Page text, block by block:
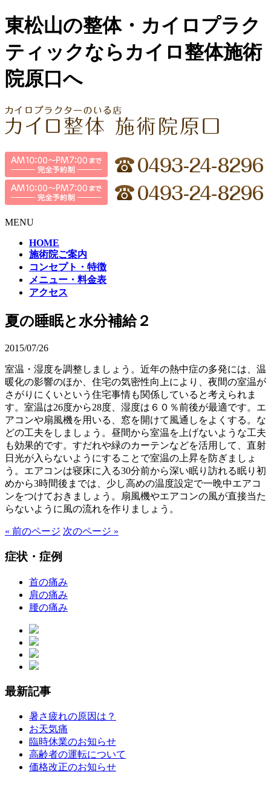
東松山の整体・カイロプラク
ティックならカイロ整体施術
院原口へ
MENU
HOME
施術院ご案内
コンセプト・特徴
メニュー・料金表
アクセス
夏の睡眠と水分補給２
2015/07/26
室温・湿度を調整しましょう。近年の熱中症の多発には、温
暖化の影響のほか、住宅の気密性向上により、夜間の室温が
さがりにくいという住宅事情も関係していると考えられま
す。室温は26度から28度、湿度は６０％前後が最適です。エ
アコンや扇風機を用いる、窓を開けて風通しをよくする。な
どの工夫をしましょう。昼間から室温を上げないような工夫
も効果的です。すだれや緑のカーテンなどを活用して、直射
日光が入らないようにすることで室温の上昇を防ぎましょ
う。エアコンは寝床に入る30分前から深い眠り訪れる眠り初
めから3時間後までは、少し高めの温度設定で一晩中エアコ
ンをつけておきましょう。扇風機やエアコンの風が直接当た
らないように風の流れを作りましょう。
« 前のページ 次のページ »
症状・症例
首の痛み
肩の痛み
腰の痛み
最新記事
暑さ疲れの原因は？
お天気痛
臨時休業のお知らせ
高齢者の運転について
価格改正のお知らせ